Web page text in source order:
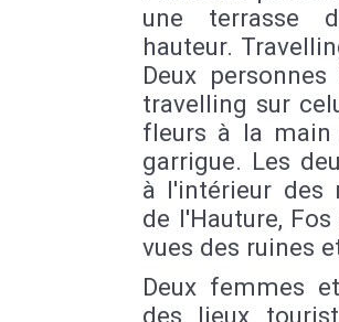
une terrasse
hauteur.
Deux
travelling sur
fleurs à la main
garrigue. Les
à l'intérieur des
de l'Hauture,
vues des ruines
Deux femmes
des lieux